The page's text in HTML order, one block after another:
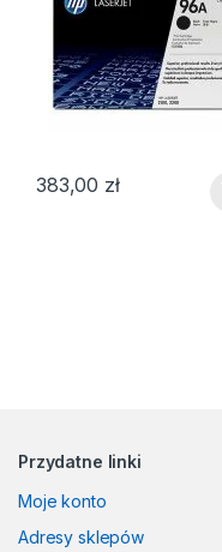
383,00 zł
Przydatne linki
Moje konto
Adresy sklepów